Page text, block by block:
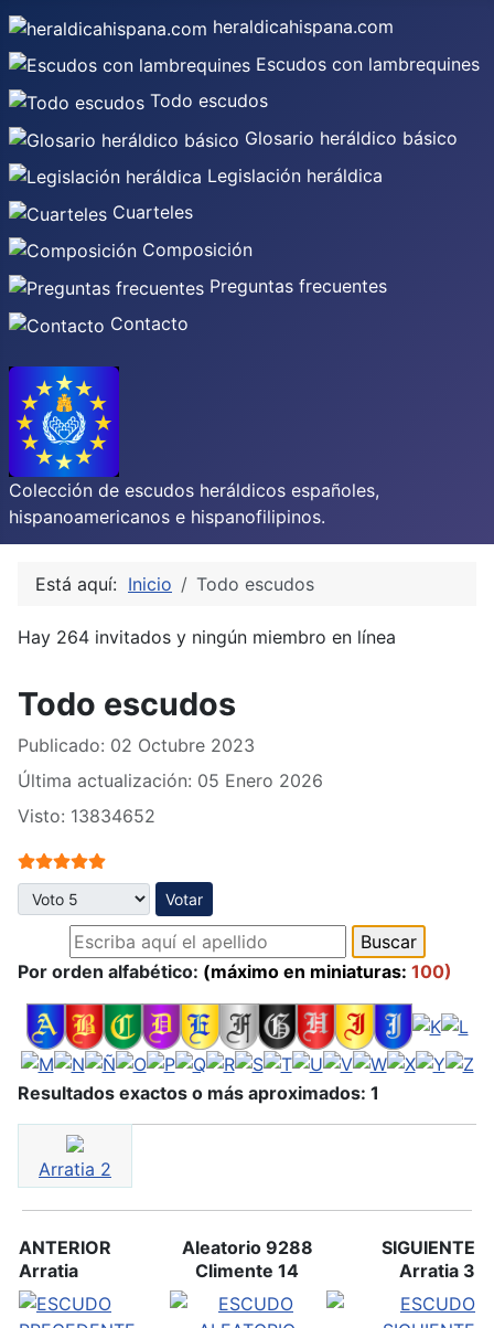
heraldicahispana.com
Escudos con lambrequines
Todo escudos
Glosario heráldico básico
Legislación heráldica
Cuarteles
Composición
Preguntas frecuentes
Contacto
Colección de escudos heráldicos españoles,
hispanoamericanos e hispanofilipinos.
Está aquí: Inicio Todo escudos
Hay 264 invitados y ningún miembro en línea
Todo escudos
Publicado: 02 Octubre 2023
Última actualización: 05 Enero 2026
Visto: 13834652
Ratio:5/5
Por favor, vote
Por orden alfabético: (máximo en miniaturas: 100)
Resultados exactos o más aproximados: 1
Arratia 2
ANTERIOR
Arratia
Aleatorio 9288
Climente 14
SIGUIENTE
Arratia 3